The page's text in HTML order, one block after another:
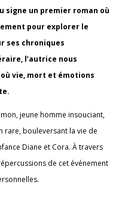
signe un premier roman où
pour explorer le
ses chroniques
l’autrice nous
vie, mort et émotions
jeune homme insouciant,
rare, bouleversant la vie de
Diane et Cora. À travers
de cet événement